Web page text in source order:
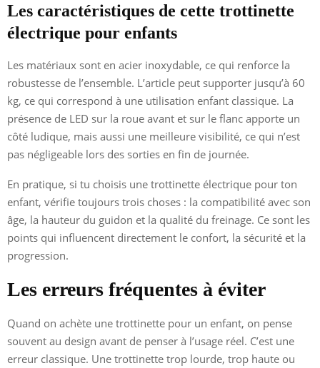
Les caractéristiques de cette trottinette
électrique pour enfants
Les matériaux sont en acier inoxydable, ce qui renforce la
robustesse de l’ensemble. L’article peut supporter jusqu’à 60
kg, ce qui correspond à une utilisation enfant classique. La
présence de LED sur la roue avant et sur le flanc apporte un
côté ludique, mais aussi une meilleure visibilité, ce qui n’est
pas négligeable lors des sorties en fin de journée.
En pratique, si tu choisis une trottinette électrique pour ton
enfant, vérifie toujours trois choses : la compatibilité avec son
âge, la hauteur du guidon et la qualité du freinage. Ce sont les
points qui influencent directement le confort, la sécurité et la
progression.
Les erreurs fréquentes à éviter
Quand on achète une trottinette pour un enfant, on pense
souvent au design avant de penser à l’usage réel. C’est une
erreur classique. Une trottinette trop lourde, trop haute ou